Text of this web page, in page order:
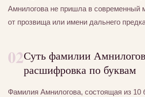
Амнилогова не пришла в современный
от прозвища или имени дальнего
02Суть фамилии
расшифровка по буквам
Фамилия Амнилогова, состоящая из 10